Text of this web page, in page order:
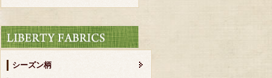
シーズン柄